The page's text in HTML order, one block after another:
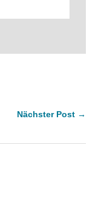
Nächster Post →